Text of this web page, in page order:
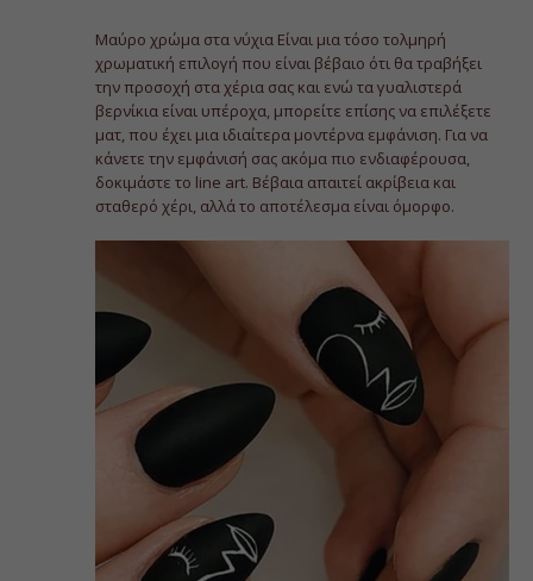
Μαύρο χρώμα στα νύχια Είναι μια τόσο τολμηρή
χρωματική επιλογή που είναι βέβαιο ότι θα τραβήξει
την προσοχή στα χέρια σας και ενώ τα γυαλιστερά
βερνίκια είναι υπέροχα, μπορείτε επίσης να επιλέξετε
ματ, που έχει μια ιδιαίτερα μοντέρνα εμφάνιση. Για να
κάνετε την εμφάνισή σας ακόμα πιο ενδιαφέρουσα,
δοκιμάστε το line art. Βέβαια απαιτεί ακρίβεια και
σταθερό χέρι, αλλά το αποτέλεσμα είναι όμορφο.